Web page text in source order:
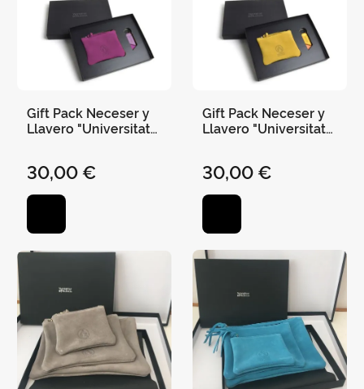
Gift Pack Neceser y
Llavero "Universitat
30,00 €
Gift Pack Neceser y
Llavero "Universitat
30,00 €